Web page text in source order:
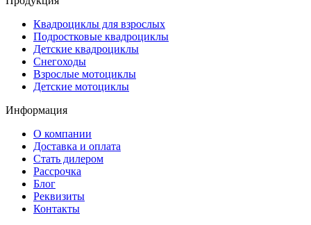
Квадроциклы для взрослых
Подростковые квадроциклы
Детские квадроциклы
Снегоходы
Взрослые мотоциклы
Детские мотоциклы
Информация
О компании
Доставка и оплата
Стать дилером
Рассрочка
Блог
Реквизиты
Контакты